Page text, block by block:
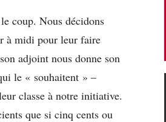
coup. Nous décidons
à midi pour leur faire
adjoint nous donne son
le « souhaitent » –
classe à notre initiative.
que si cinq cents ou